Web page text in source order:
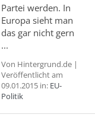
Partei werden. In
Europa sieht man
das gar nicht gern
...
Von Hintergrund.de |
Veröffentlicht am
09.01.2015 in: EU-
Politik